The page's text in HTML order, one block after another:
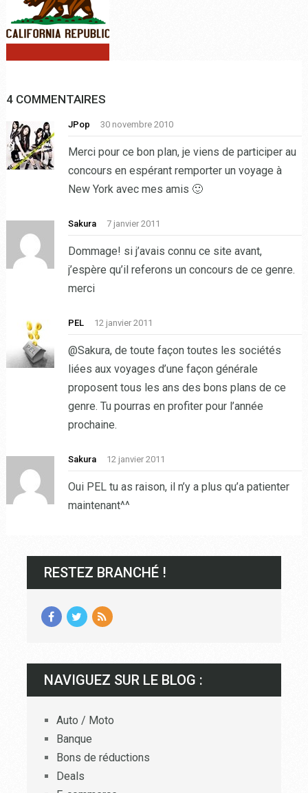
4 COMMENTAIRES
JPop 30 novembre 2010
Merci pour ce bon plan, je viens de participer au
concours en espérant remporter un voyage à
New York avec mes amis 🙂
Sakura 7 janvier 2011
Dommage! si j’avais connu ce site avant,
j’espère qu’il referons un concours de ce genre.
merci
PEL 12 janvier 2011
@Sakura, de toute façon toutes les sociétés
liées aux voyages d’une façon générale
proposent tous les ans des bons plans de ce
genre. Tu pourras en profiter pour l’année
prochaine.
Sakura 12 janvier 2011
Oui PEL tu as raison, il n’y a plus qu’a patienter
maintenant^^
RESTEZ BRANCHÉ !
NAVIGUEZ SUR LE BLOG :
Auto / Moto
Banque
Bons de réductions
Deals